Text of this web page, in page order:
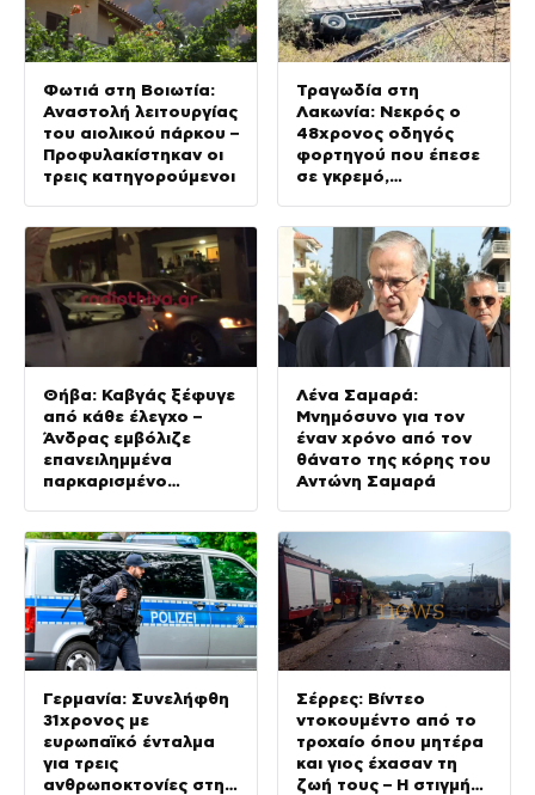
Φωτιά στη Βοιωτία:
Αναστολή λειτουργίας
του αιολικού πάρκου –
Προφυλακίστηκαν οι
τρεις κατηγορούμενοι
Τραγωδία στη
Λακωνία: Νεκρός ο
48χρονος οδηγός
φορτηγού που έπεσε
σε γκρεμό,
Θήβα: Καβγάς ξέφυγε
από κάθε έλεγχο –
Άνδρας εμβόλιζε
επανειλημμένα
παρκαρισμένο
Λένα Σαμαρά:
Μνημόσυνο για τον
έναν χρόνο από τον
θάνατο της κόρης του
Αντώνη Σαμαρά
Γερμανία: Συνελήφθη
31χρονος με
ευρωπαϊκό ένταλμα
για τρεις
ανθρωποκτονίες στην
Σέρρες: Βίντεο
ντοκουμέντο από το
τροχαίο όπου μητέρα
και γιος έχασαν τη
ζωή τους – Η στιγμή